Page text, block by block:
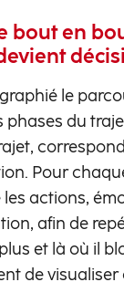
bout en
le
phases du
Pour
actions,
afin de
et là où il
de visualiser